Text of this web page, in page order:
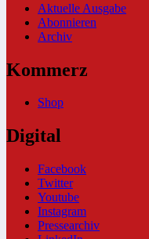
Aktuelle Ausgabe
Abonnieren
Archiv
Kommerz
Shop
Digital
Facebook
Twitter
Youtube
Instagram
Pressearchiv